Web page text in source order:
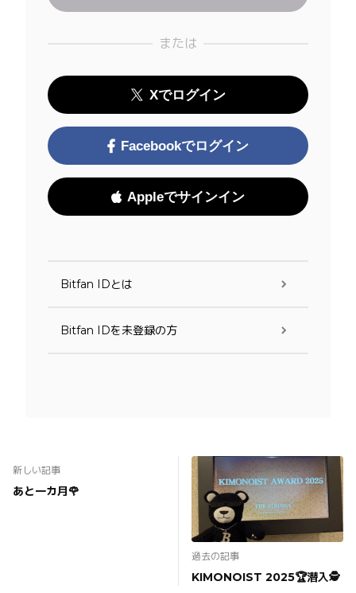
または
Xでログイン
Facebookでログイン
Appleでサインイン
Bitfan IDとは
Bitfan IDを未登録の方
新しい記事
あと一カ月🌹
過去の記事
KIMONOIST 2025🏆潜入🕵️